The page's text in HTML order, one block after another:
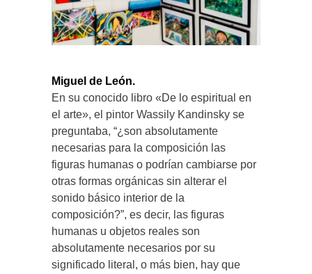
Miguel de León.
En su conocido libro «De lo espiritual en
el arte», el pintor Wassily Kandinsky se
preguntaba, “¿son absolutamente
necesarias para la composición las
figuras humanas o podrían cambiarse por
otras formas orgánicas sin alterar el
sonido básico interior de la
composición?”, es decir, las figuras
humanas u objetos reales son
absolutamente necesarios por su
significado literal, o más bien, hay que